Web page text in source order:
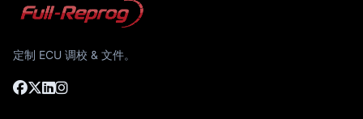
定制 ECU 调校 & 文件。